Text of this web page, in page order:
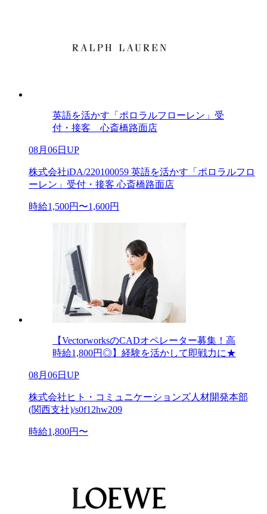
英語を活かす「ポロラルフローレン」受
付・接客 心斎橋路面店
08月06日UP
株式会社iDA/220100059 英語を活かす「ポロラルフロ
ーレン」受付・接客 心斎橋路面店
時給1,500円〜1,600円
【VectorworksのCADオペレーター募集！高
時給1,800円◎】経験を活かして即戦力に★
08月06日UP
株式会社ヒト・コミュニケーションズ人材開発本部
(関西支社)/s0f12hw209
時給1,800円〜